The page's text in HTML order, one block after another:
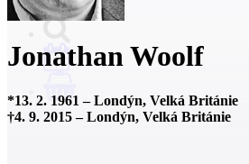
0
Jonathan Woolf
*13. 2. 1961–Londýn, Velká Británie
†4. 9. 2015–Londýn, Velká Británie